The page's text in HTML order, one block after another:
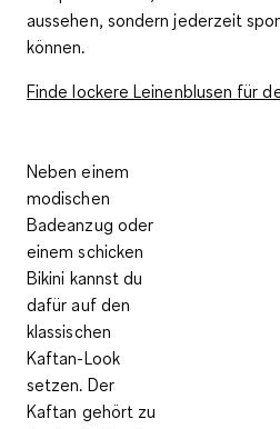
aussehen, sondern jederzeit
können.
Finde lockere Leinenblusen für
Neben einem
modischen
Badeanzug oder
einem schicken
Bikini kannst du
dafür auf den
klassischen
Kaftan-Look
setzen. Der
Kaftan gehört zu